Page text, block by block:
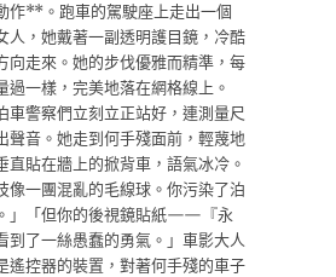
作**。跑車的駕駛座上走出一個
人，她戴著一副透明護目鏡，冷酷
向走來。她的步伐優雅而精準，每
過一樣，完美地落在網格線上。
車警察們立刻立正站好，連測量尺
聲音。她走到何手殘面前，輕蔑地
直貼在牆上的掀背車，語氣冰冷。
像一團混亂的毛線球。你污染了泊
」「但你的後視鏡貼紙——『永
到了一絲愚蠢的勇氣。」車影大人
遙控器的裝置，對著何手殘的車子